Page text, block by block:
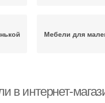
Мебели для
в интернет-